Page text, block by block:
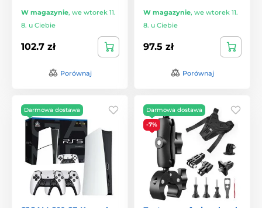
W magazynie, we wtorek 11.
8. u Ciebie
102.7 zł
Porównaj
W magazynie, we wtorek 11.
8. u Ciebie
97.5 zł
Porównaj
Darmowa dostawa
Darmowa dostawa
-7%